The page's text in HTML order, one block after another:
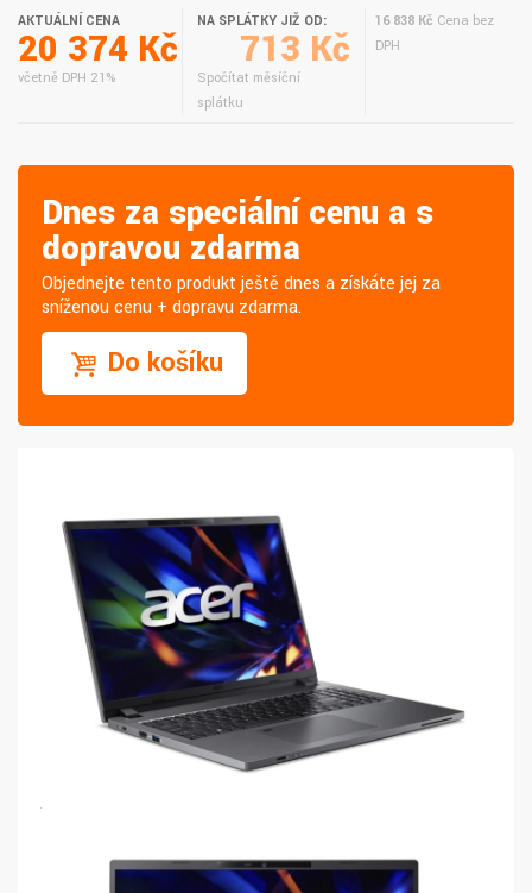
AKTUÁLNÍ CENA
20 374 Kč
včetně DPH 21%
NA SPLÁTKY JIŽ OD:
713 Kč
Spočítat měsíční
splátku
16 838 Kč Cena bez
DPH
Dnes za speciální cenu a s
dopravou zdarma
Objednejte tento produkt ještě dnes a získáte jej za
sníženou cenu + dopravu zdarma.
Do košíku